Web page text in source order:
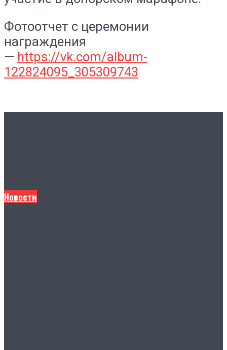
Фотоотчет с церемонии
награждения
— https://vk.com/album-
122824095_305309743
Новости